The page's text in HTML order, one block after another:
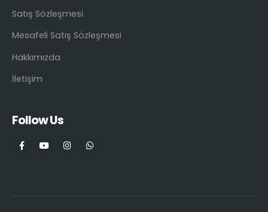
Satış Sözleşmesi
Mesafeli Satış Sözleşmesi
Hakkımızda
İletişim
Follow Us